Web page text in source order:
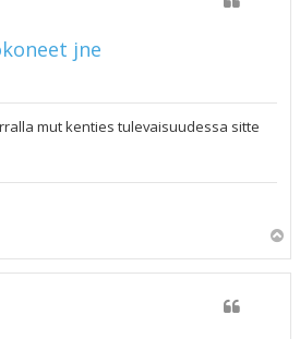
jne
mut kenties tulevaisuudessa sitte
ö